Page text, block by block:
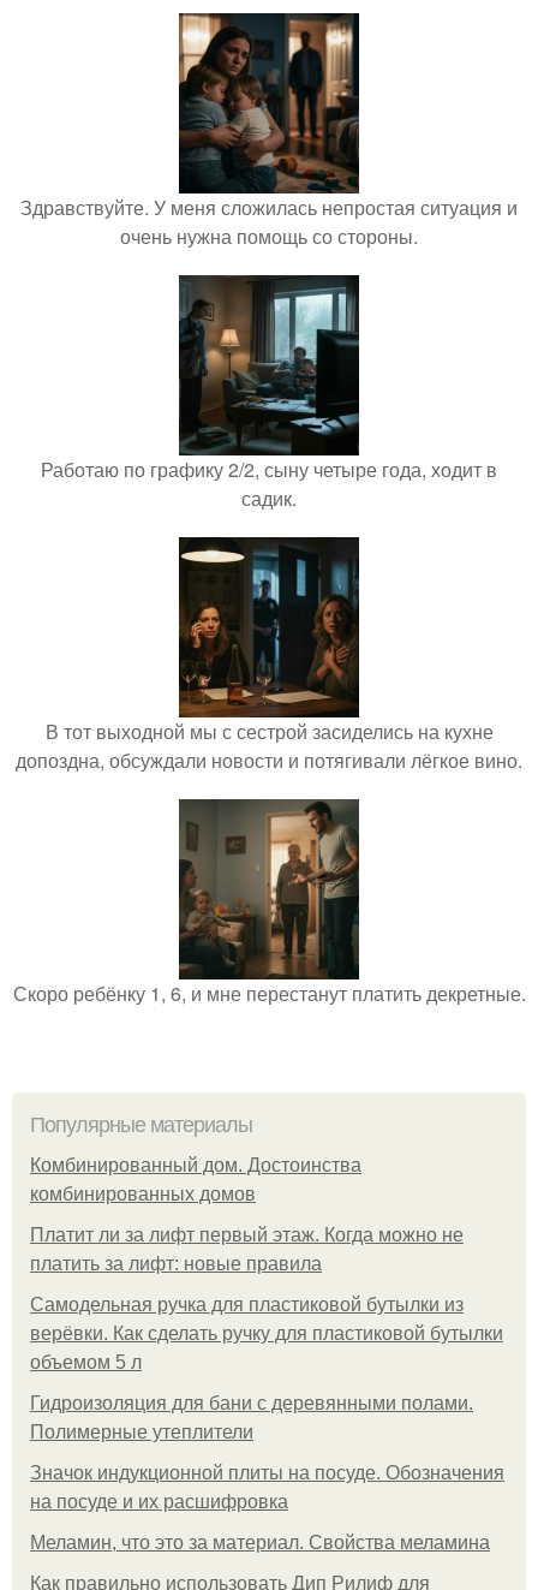
Здравствуйте. У меня сложилась непростая ситуация и
очень нужна помощь со стороны.
Работаю по графику 2/2, сыну четыре года, ходит в
садик.
В тот выходной мы с сестрой засиделись на кухне
допоздна, обсуждали новости и потягивали лёгкое вино.
Скоро ребёнку 1, 6, и мне перестанут платить декретные.
Популярные материалы
Комбинированный дом. Достоинства
комбинированных домов
Платит ли за лифт первый этаж. Когда можно не
платить за лифт: новые правила
Самодельная ручка для пластиковой бутылки из
верёвки. Как сделать ручку для пластиковой бутылки
объемом 5 л
Гидроизоляция для бани с деревянными полами.
Полимерные утеплители
Значок индукционной плиты на посуде. Обозначения
на посуде и их расшифровка
Меламин, что это за материал. Свойства меламина
Как правильно использовать Дип Рилиф для